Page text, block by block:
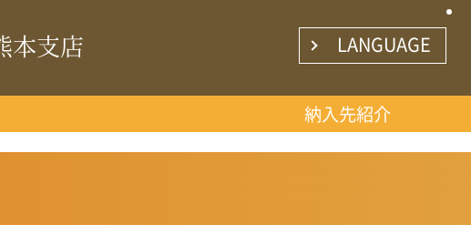
本支店 LANGUAGE
○日本語
納入先紹介